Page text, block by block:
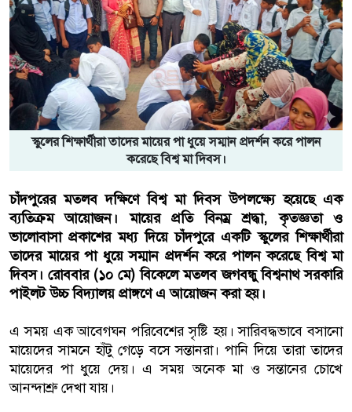
স্কুলের শিক্ষার্থীরা তাদের মায়ের পা ধুয়ে সম্মান প্রদর্শন করে পালন
করেছে বিশ্ব মা দিবস।
চাঁদপুরের মতলব দক্ষিণে বিশ্ব মা দিবস উপলক্ষ্যে হয়েছে এক
ব্যতিক্রম আয়োজন। মায়ের প্রতি বিনম্র শ্রদ্ধা, কৃতজ্ঞতা ও
ভালোবাসা প্রকাশের মধ্য দিয়ে চাঁদপুরে একটি স্কুলের শিক্ষার্থীরা
তাদের মায়ের পা ধুয়ে সম্মান প্রদর্শন করে পালন করেছে বিশ্ব মা
দিবস। রোববার (১০ মে) বিকেলে মতলব জগবন্ধু বিশ্বনাথ সরকারি
পাইলট উচ্চ বিদ্যালয় প্রাঙ্গণে এ আয়োজন করা হয়।
এ সময় এক আবেগঘন পরিবেশের সৃষ্টি হয়। সারিবদ্ধভাবে বসানো
মায়েদের সামনে হাঁটু গেড়ে বসে সন্তানরা। পানি দিয়ে তারা তাদের
মায়েদের পা ধুয়ে দেয়। এ সময় অনেক মা ও সন্তানের চোখে
আনন্দাশ্রু দেখা যায়।